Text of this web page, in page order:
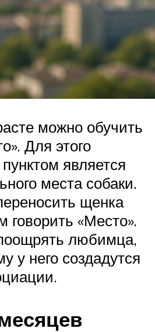
можно обучить
Для этого
является
места собаки.
щенка
говорить «Место».
любимца,
у него создадутся